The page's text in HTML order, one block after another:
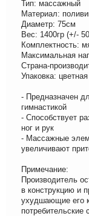
Тип: массажный
Материал:
Диаметр: 75см
Вес: 1400гр (+/-
Комплектность:
Максимальная
Страна-
Упаковка:
- Предназначен
гимнастикой
- Способствует
ног и рук
- Массажные
увеличивают
Примечание:
Производитель
в конструкцию и
ухудшающие его
потребительские